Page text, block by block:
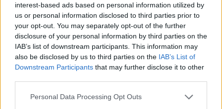
interest-based ads based on personal information utilized by
us or personal information disclosed to third parties prior to
your opt-out. You may separately opt-out of the further
disclosure of your personal information by third parties on the
IAB’s list of downstream participants. This information may
also be disclosed by us to third parties on the IAB’s List of
Downstream Participants that may further disclose it to other
Personal Data Processing Opt Outs
- En solformørkelse er en af de få begivenheder,
der kan få os alle til at stoppe op og kigge i
samme retning. Det er både smukt, fascinerende
og en fantastisk anledning til at samles om Solen,
dens betydning for livet på Jorden og vores plads i
universet. Med Sol26 vil vi give danskerne en
fælles oplevelse – og inspirere til ny viden og
Events
Danmarks hyggeligste truckershow: -
Det er bare vokset og vokset
Jesper Hansen